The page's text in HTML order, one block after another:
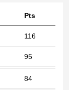
Pts
116
95
84